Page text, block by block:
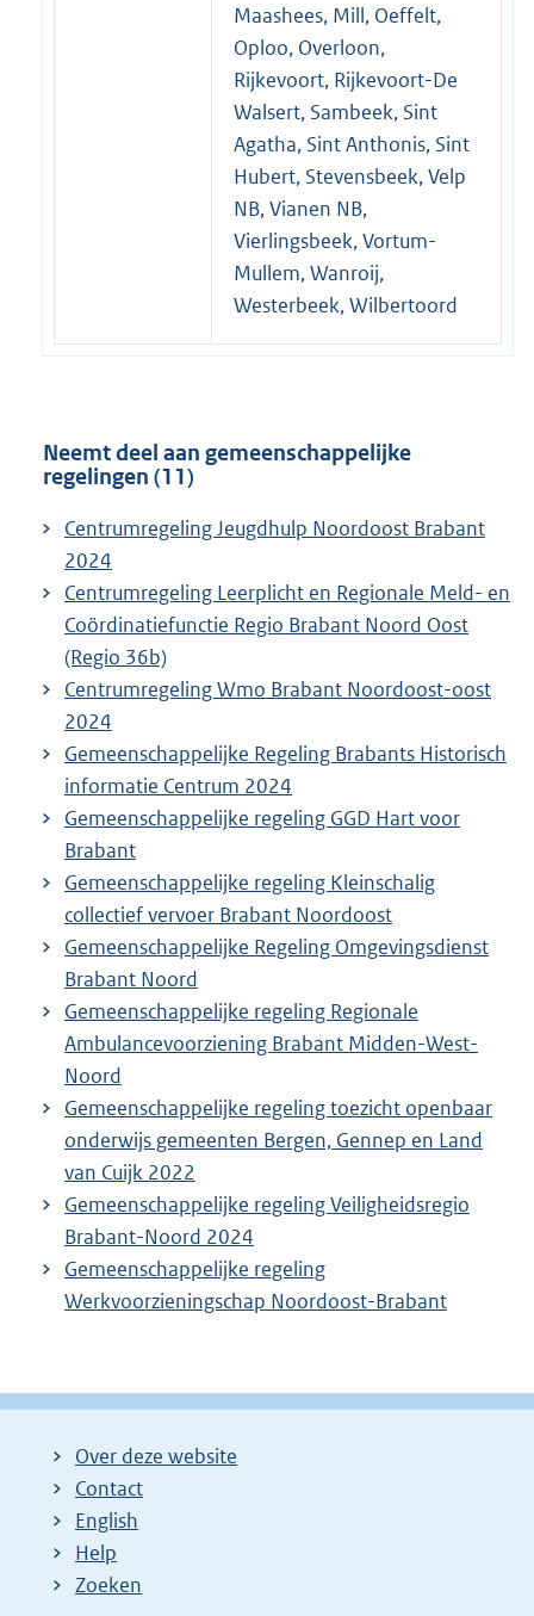
Maashees, Mill, Oeffelt,
Oploo, Overloon,
Rijkevoort, Rijkevoort-De
Walsert, Sambeek, Sint
Agatha, Sint Anthonis, Sint
Hubert, Stevensbeek, Velp
NB, Vianen NB,
Vierlingsbeek, Vortum-
Mullem, Wanroij,
Westerbeek, Wilbertoord
Neemt deel aan gemeenschappelijke
regelingen (11)
Centrumregeling Jeugdhulp Noordoost Brabant
2024
Centrumregeling Leerplicht en Regionale Meld- en
Coördinatiefunctie Regio Brabant Noord Oost
(Regio 36b)
Centrumregeling Wmo Brabant Noordoost-oost
2024
Gemeenschappelijke Regeling Brabants Historisch
informatie Centrum 2024
Gemeenschappelijke regeling GGD Hart voor
Brabant
Gemeenschappelijke regeling Kleinschalig
collectief vervoer Brabant Noordoost
Gemeenschappelijke Regeling Omgevingsdienst
Brabant Noord
Gemeenschappelijke regeling Regionale
Ambulancevoorziening Brabant Midden-West-
Noord
Gemeenschappelijke regeling toezicht openbaar
onderwijs gemeenten Bergen, Gennep en Land
van Cuijk 2022
Gemeenschappelijke regeling Veiligheidsregio
Brabant-Noord 2024
Gemeenschappelijke regeling
Werkvoorzieningschap Noordoost-Brabant
Over deze website
Contact
English
Help
Zoeken